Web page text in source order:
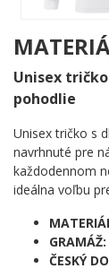
si z Londýna
tento menší zoznam
holým nebom v
Unisex tričko
pohodlie
Unisex tričko s
navrhnuté pre
každodennom
ideálna voľbu
GRAMÁŽ:
ČESKÝ